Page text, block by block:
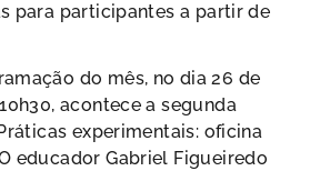
para participantes a partir de
do mês, no dia 26 de
acontece a segunda
experimentais: oficina
educador Gabriel Figueiredo